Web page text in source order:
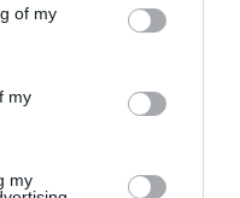
of my
my
my
– kā justies ir